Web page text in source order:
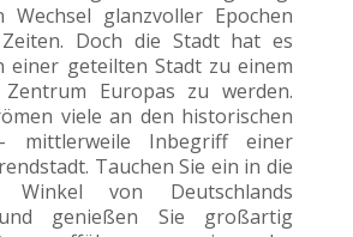
glanzvoller Epochen
Doch die Stadt hat es
einer geteilten Stadt zu einem
Zentrum Europas zu werden.
viele an den historischen
mittlerweile Inbegriff einer
Tauchen Sie ein in die
Winkel von Deutschlands
genießen Sie großartig